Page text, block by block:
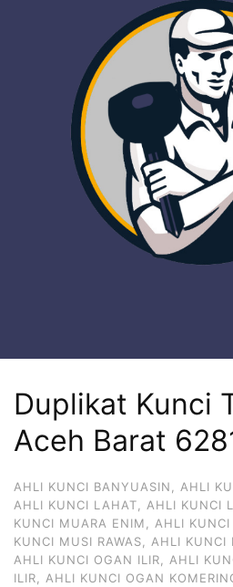
Duplikat Kunci
Aceh Barat
AHLI KUNCI BANYUASIN, AHLI
AHLI KUNCI LAHAT, AHLI KUNCI
KUNCI MUARA ENIM, AHLI
KUNCI MUSI RAWAS, AHLI KUNCI
AHLI KUNCI OGAN ILIR, AHLI
ILIR, AHLI KUNCI OGAN